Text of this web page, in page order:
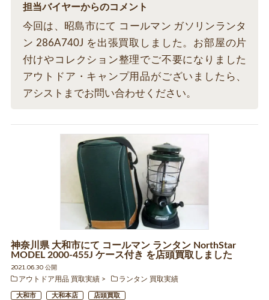
担当バイヤーからのコメント
今回は、昭島市にて コールマン ガソリンランタ
ン 286A740J を出張買取しました。お部屋の片
付けやコレクション整理でご不要になりました
アウトドア・キャンプ用品がございましたら、
アシストまでお問い合わせください。
神奈川県 大和市にて コールマン ランタン NorthStar
MODEL 2000-455J ケース付き を店頭買取しました
2021.06.30 公開
アウトドア用品 買取実績
ランタン 買取実績
大和市 大和本店 店頭買取